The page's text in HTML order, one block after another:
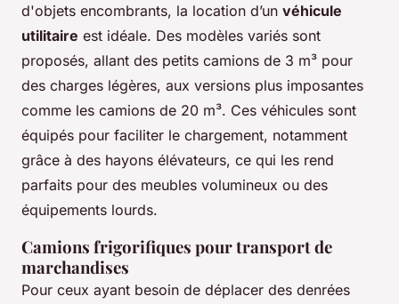
d'objets encombrants, la location d’un véhicule
utilitaire est idéale. Des modèles variés sont
proposés, allant des petits camions de 3 m³ pour
des charges légères, aux versions plus imposantes
comme les camions de 20 m³. Ces véhicules sont
équipés pour faciliter le chargement, notamment
grâce à des hayons élévateurs, ce qui les rend
parfaits pour des meubles volumineux ou des
équipements lourds.
Camions frigorifiques pour transport de
marchandises
Pour ceux ayant besoin de déplacer des denrées